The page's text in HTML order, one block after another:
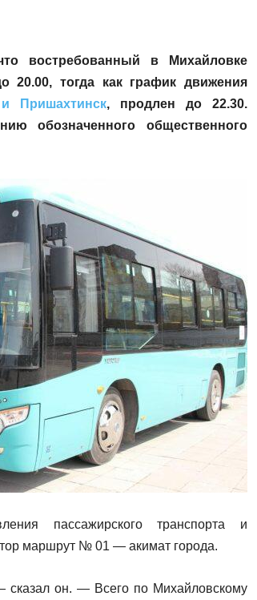
востребованный в Михайловке
тогда как график движения
Пришахтинск, продлен до 22.30.
обозначенного общественного
пассажирского транспорта и
маршрут № 01 — акимат города.
он. — Всего по Михайловскому